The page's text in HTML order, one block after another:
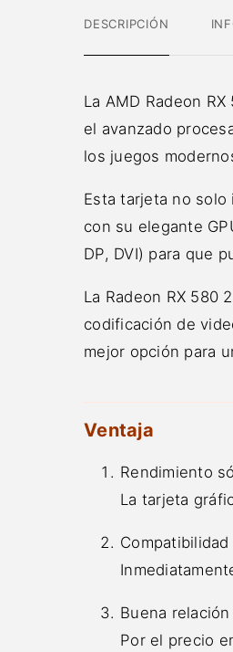
DESCRIPCIÓN
La AMD Radeon
el avanzado
los juegos
Esta tarjeta no
con su elegante
DP, DVI) para que
La Radeon RX 580
codificación de
mejor opción para
Ventaja
Rendimiento
La tarjeta
Compatibilidad
Buena
Por el precio